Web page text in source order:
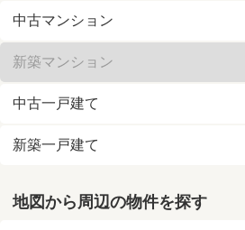
中古マンション
新築マンション
中古一戸建て
新築一戸建て
地図から周辺の物件を探す